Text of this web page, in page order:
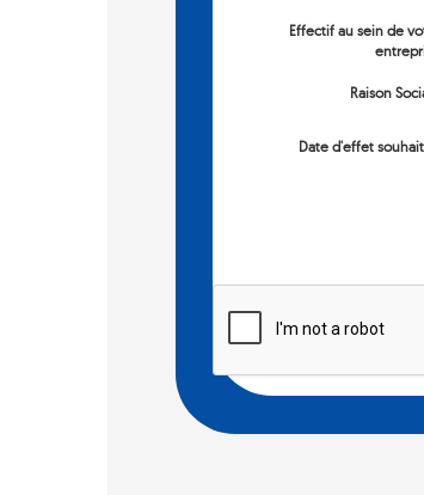
Effectif au sein de
Raison
Date d'effet